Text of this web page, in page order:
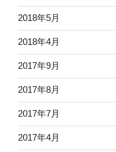
2018年5月
2018年4月
2017年9月
2017年8月
2017年7月
2017年4月